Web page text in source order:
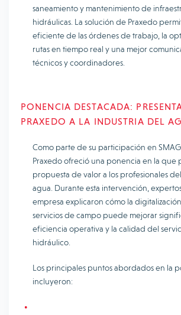
saneamiento y mantenimiento de
hidráulicas. La solución de Praxedo
eficiente de las órdenes de trabajo, la
rutas en tiempo real y una mejor
técnicos y coordinadores.
PONENCIA DESTACADA:
PRAXEDO A LA INDUSTRIA DEL
Como parte de su participación en
Praxedo ofreció una ponencia en la que
propuesta de valor a los profesionales
agua. Durante esta intervención,
empresa explicaron cómo la
servicios de campo puede mejorar
eficiencia operativa y la calidad del
hidráulico.
Los principales puntos abordados en la
incluyeron: